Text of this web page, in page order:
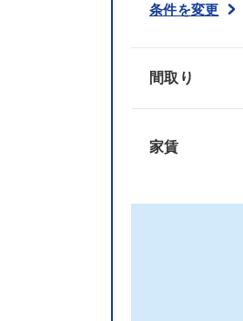
条件を変更
間取り
家賃